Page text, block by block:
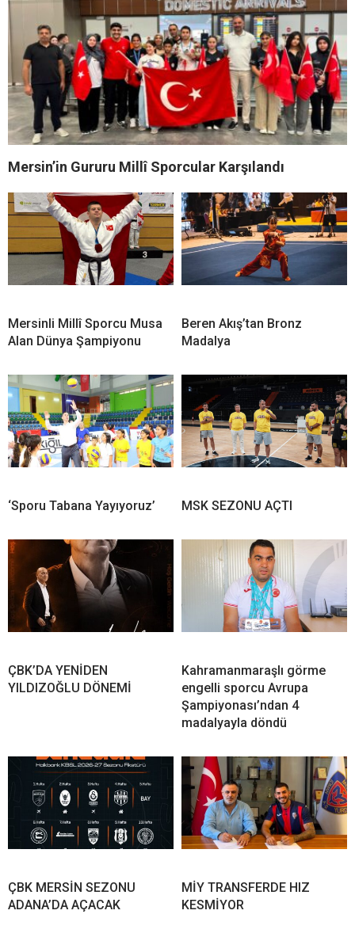
Mersin’in Gururu Millî Sporcular Karşılandı
Mersinli Millî Sporcu Musa
Alan Dünya Şampiyonu
Beren Akış’tan Bronz
Madalya
‘Sporu Tabana Yayıyoruz’ MSK SEZONU AÇTI
ÇBK’DA YENİDEN
YILDIZOĞLU DÖNEMİ
Kahramanmaraşlı görme
engelli sporcu Avrupa
Şampiyonası’ndan 4
madalyayla döndü
ÇBK MERSİN SEZONU
ADANA’DA AÇACAK
MİY TRANSFERDE HIZ
KESMİYOR